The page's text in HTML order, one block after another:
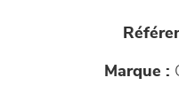
Marque :